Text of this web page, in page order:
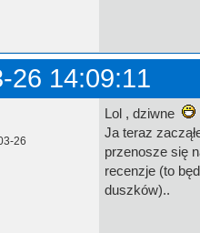
26 14:09:11
26
Lol , dziwne
Ja teraz
przenosze się
recenzje (to
duszków)..